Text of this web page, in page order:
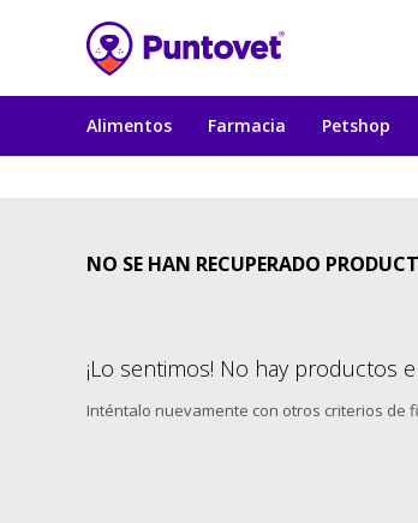
Alimentos Farmacia Petshop
NO SE HAN RECUPERADO
¡Lo sentimos! No hay productos
Inténtalo nuevamente con otros criterios de